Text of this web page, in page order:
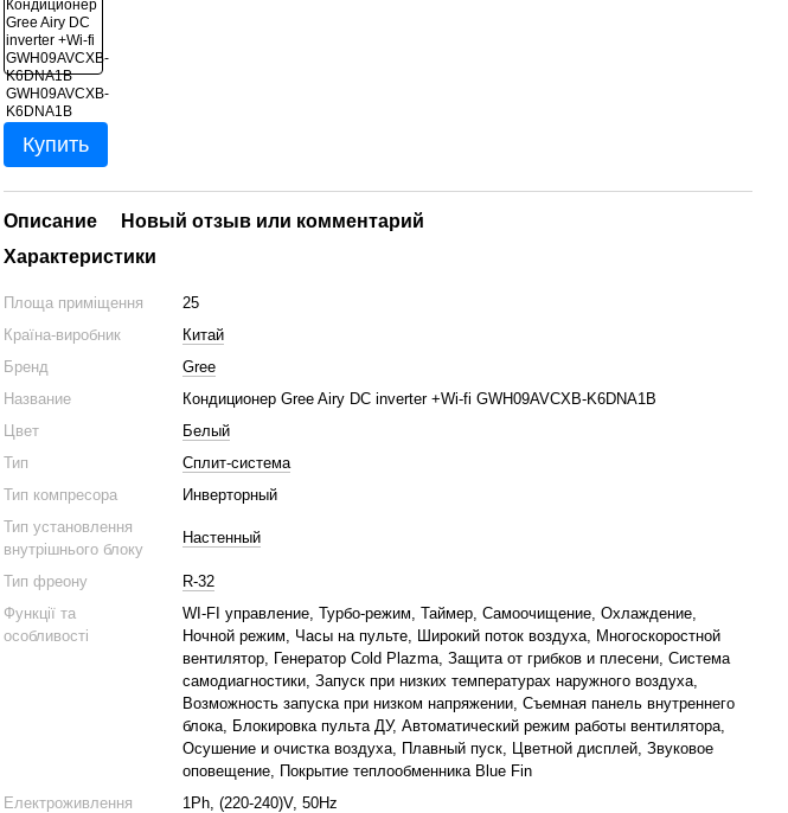
Купить
Описание
Новый отзыв или комментарий
Характеристики
Площа приміщення
25
Країна-виробник
Китай
Бренд
Gree
Название
Кондиционер Gree Airy DC inverter +Wi-fi GWH09AVCXB-K6DNA1B
Цвет
Белый
Тип
Сплит-система
Тип компресора
Инверторный
Тип установлення
внутрішнього блоку
Настенный
Тип фреону
R-32
Функції та
особливості
WI-FI управление, Турбо-режим, Таймер, Самоочищение, Охлаждение,
Ночной режим, Часы на пульте, Широкий поток воздуха, Многоскоростной
вентилятор, Генератор Cold Plazma, Защита от грибков и плесени, Система
самодиагностики, Запуск при низких температурах наружного воздуха,
Возможность запуска при низком напряжении, Съемная панель внутреннего
блока, Блокировка пульта ДУ, Автоматический режим работы вентилятора,
Осушение и очистка воздуха, Плавный пуск, Цветной дисплей, Звуковое
оповещение, Покрытие теплообменника Blue Fin
Електроживлення
1Ph, (220-240)V, 50Hz